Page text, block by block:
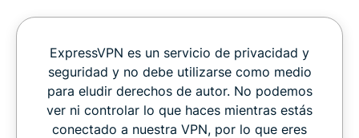
ExpressVPN es un servicio de privacidad y
seguridad y no debe utilizarse como medio
para eludir derechos de autor. No podemos
ver ni controlar lo que haces mientras estás
conectado a nuestra VPN, por lo que eres